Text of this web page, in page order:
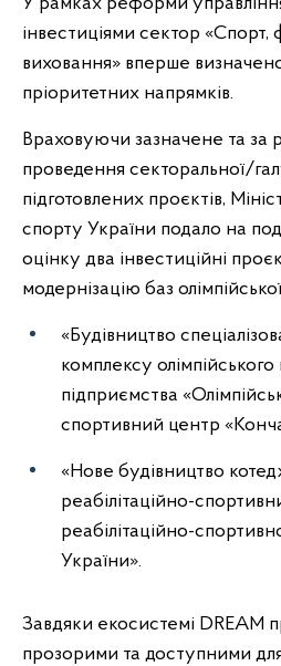
інвестиціями сектор «Спорт,
виховання» вперше
пріоритетних напрямків.
Враховуючи зазначене та за
проведення секторальної/
підготовлених проєктів,
спорту України подало на
оцінку два інвестиційні
модернізацію баз
«Будівництво
комплексу
підприємства
спортивний центр
«Нове будівництво
реабілітаційно-
реабілітаційно-
України».
Завдяки екосистемі DREAM
прозорими та доступними